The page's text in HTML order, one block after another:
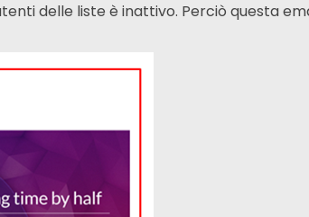
delle liste è inattivo. Perciò questa